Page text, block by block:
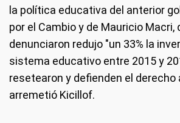
la política educativa del anterior
por el Cambio y de Mauricio Macri,
denunciaron redujo "un 33% la
sistema educativo entre 2015 y
resetearon y defienden el derecho
arremetió Kicillof.